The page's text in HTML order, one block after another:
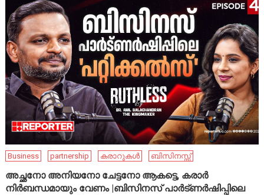
Business partnership കരാറുകൾ ബിസിനസ്സ്
അച്ഛനോ അനിയനോ ചേട്ടനോ ആകട്ടെ, കരാർ
നിർബന്ധമായും വേണം |ബിസിനസ് പാർട്ണർഷിപ്പിലെ